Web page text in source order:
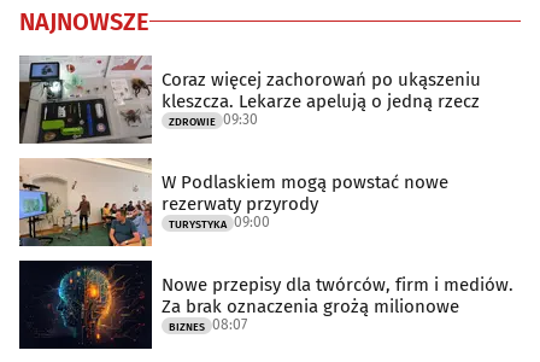
NAJNOWSZE
Coraz więcej zachorowań po ukąszeniu
kleszcza. Lekarze apelują o jedną rzecz
ZDROWIE 09:30
W Podlaskiem mogą powstać nowe
rezerwaty przyrody
TURYSTYKA 09:00
Nowe przepisy dla twórców, firm i mediów.
Za brak oznaczenia grożą milionowe
BIZNES 08:07